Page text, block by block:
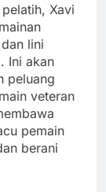
Xavi
lini
Ini akan
peluang
veteran
pemain
berani